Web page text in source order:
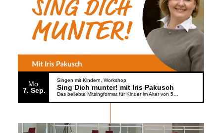
Mo.
7 Sep.
Singen mit Kindern Workshop
Sing Dich munter! mit Iris Pakusch
Das beliebte Mitsingformat für Kinder im Alter von 5 bis 6 Jahren geht weiter